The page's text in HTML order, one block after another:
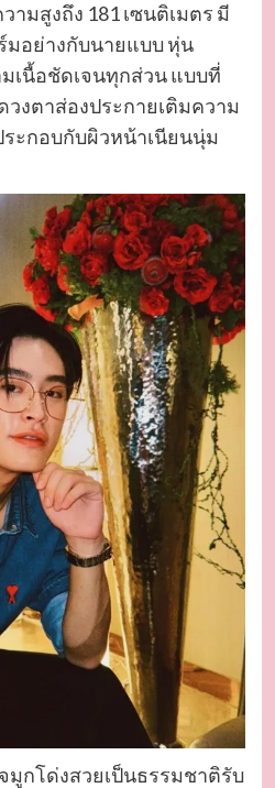
มสูงถึง 181 เซนติเมตร มี
มอย่างกับนายแบบ หุ่น
เนื้อชัดเจนทุกส่วน แบบที่
งตาส่องประกายเติมความ
ะกอบกับผิวหน้าเนียนนุ่ม
กโด่งสวยเป็นธรรมชาติรับ